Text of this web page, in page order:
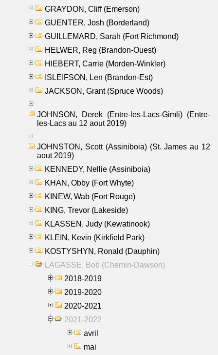
GRAYDON, Cliff (Emerson)
GUENTER, Josh (Borderland)
GUILLEMARD, Sarah (Fort Richmond)
HELWER, Reg (Brandon-Ouest)
HIEBERT, Carrie (Morden-Winkler)
ISLEIFSON, Len (Brandon-Est)
JACKSON, Grant (Spruce Woods)
JOHNSON, Derek (Entre-les-Lacs-Gimli) (Entre-
les-Lacs au 12 aout 2019)
JOHNSTON, Scott (Assiniboia) (St. James au 12
aout 2019)
KENNEDY, Nellie (Assiniboia)
KHAN, Obby (Fort Whyte)
KINEW, Wab (Fort Rouge)
KING, Trevor (Lakeside)
KLASSEN, Judy (Kewatinook)
KLEIN, Kevin (Kirkfield Park)
KOSTYSHYN, Ronald (Dauphin)
LAGASSE, Bob (Chemin-Dawson)
2018-2019
2019-2020
2020-2021
2021-2022
avril
mai